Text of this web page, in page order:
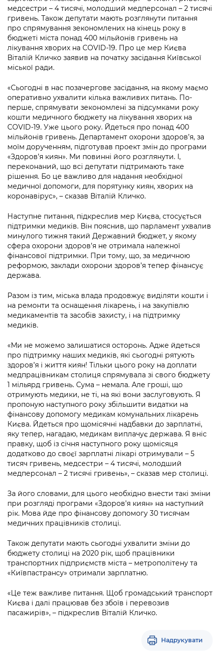
Підприємства, установи, організації
Kyiv International Relations
Річні звіти
Гендерна політика
Безбар'єрність
Київська міська військова адміністрація
Портал Захисників та Захисниць
Безбар'єрність
Портал послуг
Важливе під час воєнного стану
Уряд» – місцевий рівень»
Важливе під час воєнного стану
Про відкриті дані
Портал даних Києва
Публічні дашборди
медсестри – 4 тисячі, молодший медперсонал – 2 тисячі
гривень. Також депутати мають розглянути питання
про спрямування зекономлених на кінець року в
бюджеті міста понад 400 мільйонів гривень на
лікування хворих на COVID-19. Про це мер Києва
Віталій Кличко заявив на початку засідання Київської
міської ради.
«Сьогодні в нас позачергове засідання, на якому маємо
оперативно ухвалити кілька важливих питань. По-
перше, спрямувати зекономлені за підсумками року
кошти медичного бюджету на лікування хворих на
COVID-19. Уже цього року. Йдеться про понад 400
мільйонів гривень. Департамент охорони здоров’я, за
моїм дорученням, підготував проект змін до програми
«Здоров’я киян». Ми повинні його розглянути. І,
переконаний, що всі депутати підтримають таке
рішення. Бо це важливо для надання необхідної
медичної допомоги, для порятунку киян, хворих на
коронавірус», – сказав Віталій Кличко.
Наступне питання, підкреслив мер Києва, стосується
підтримки медиків. Він пояснив, що парламент ухвалив
минулого тижня такий Державний бюджет, у якому
сфера охорони здоров’я не отримала належної
фінансової підтримки. При тому, що, за медичною
реформою, заклади охорони здоров’я тепер фінансує
держава.
Разом із тим, міська влада продовжує виділяти кошти і
на ремонти та оснащення лікарень, і на закупівлю
медикаментів та засобів захисту, і на підтримку
медиків.
«Ми не можемо залишатися осторонь. Адже йдеться
про підтримку наших медиків, які сьогодні рятують
здоров’я і життя киян! Тільки цього року на доплати
медпрацівникам столиця спрямувала зі свого бюджету
1 мільярд гривень. Сума – немала. Але гроші, що
отримують медики, не ті, на які вони заслуговують. Я
пропоную наступного року збільшити видатки на
фінансову допомогу медикам комунальних лікарень
Києва. Йдеться про щомісячні надбавки до зарплатні,
яку тепер, нагадаю, медикам виплачує держава. Я вніс
правку, щоб із січня наступного року щомісяця
додатково до своєї зарплатні лікарі отримували – 5
тисяч гривень, медсестри – 4 тисячі, молодший
медперсонал – 2 тисячі гривень», – сказав мер столиці.
За його словами, для цього необхідно внести такі зміни
при розгляді програми «Здоров’я киян» на наступний
рік. Мова йде про фінансову допомогу 30 тисячам
медичних працівників столиці.
Також депутати мають сьогодні ухвалити зміни до
бюджету столиці на 2020 рік, щоб працівники
транспортних підприємств міста – метрополітену та
«Київпастрансу» отримали зарплатню.
«Це теж важливе питання. Щоб громадський транспорт
Києва і далі працював без збоїв і перевозив
пасажирів», – підкреслив Віталій Кличко.
Надрукувати